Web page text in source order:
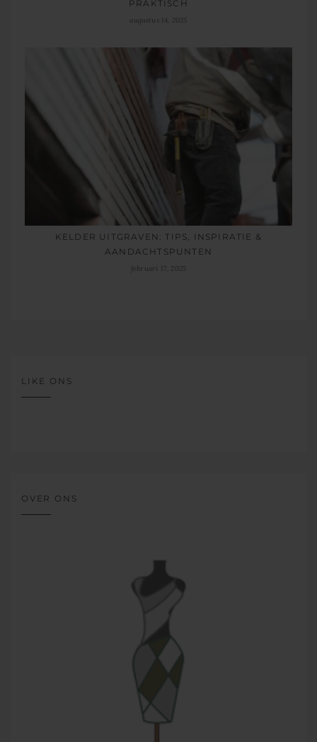
PRAKTISCH
augustus 14, 2025
KELDER UITGRAVEN: TIPS, INSPIRATIE &
AANDACHTSPUNTEN
februari 17, 2025
LIKE ONS
OVER ONS